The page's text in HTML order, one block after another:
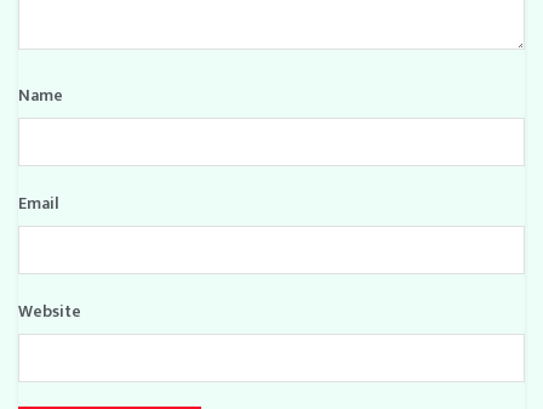
Name
Email
Website